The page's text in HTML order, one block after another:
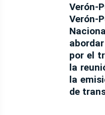
Verón-
Verón-
por el
la
la
de